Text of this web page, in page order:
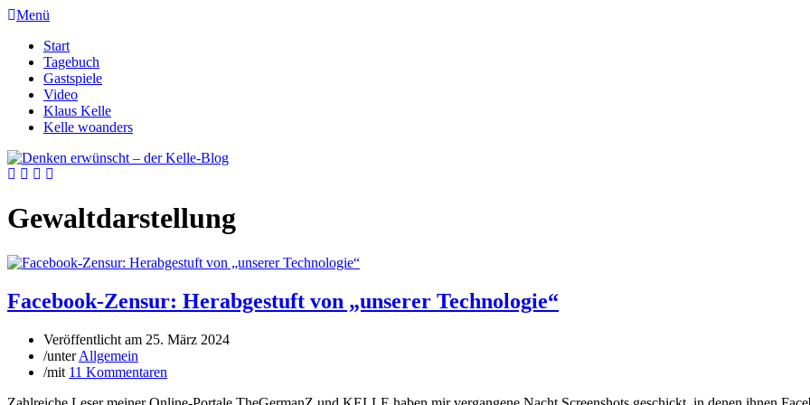
Menü
Start
Tagebuch
Gastspiele
Video
Klaus Kelle
Kelle woanders
Gewaltdarstellung
Facebook-Zensur: Herabgestuft von „unserer Technologie“
Veröffentlicht am 25. März 2024
/unterAllgemein
/mit 11 Kommentaren